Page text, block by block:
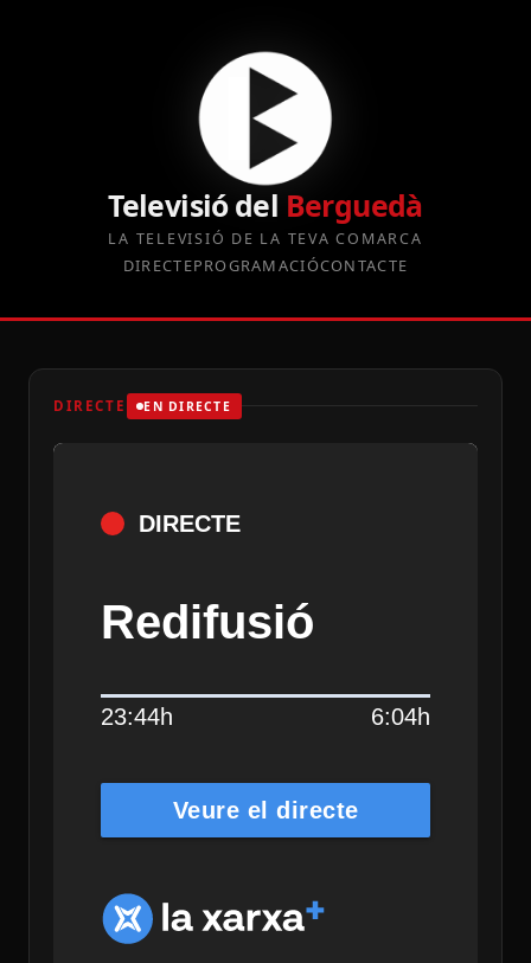
Televisió del Berguedà
LA TELEVISIÓ DE LA TEVA COMARCA
DIRECTEPROGRAMACIÓCONTACTE
DIRECTE EN DIRECTE
DIRECTE
Redifusió
23:44h 6:04h
Veure el directe